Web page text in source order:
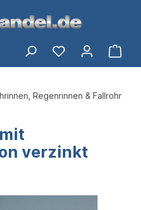
Regenrinnen & Fallrohr
verzinkt